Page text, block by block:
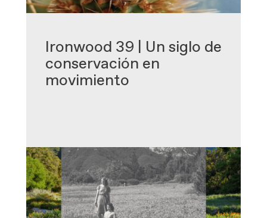
Ironwood 39 | Un siglo de
conservación en
movimiento